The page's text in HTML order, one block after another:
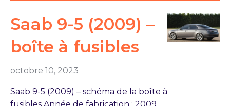
Saab 9-5 (2009) –
boîte à fusibles
octobre 10, 2023
Saab 9-5 (2009) – schéma de la boîte à